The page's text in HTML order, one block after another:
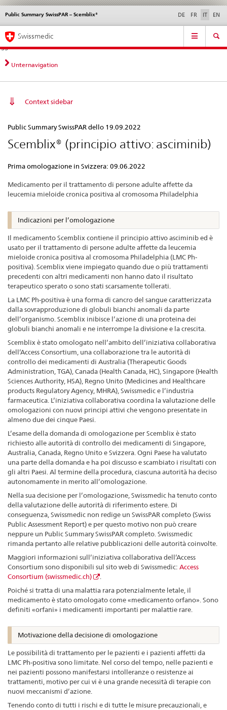
Navigazione
diretta:
novità,
aspetti
contatto
Novità &
norme
Contatto | Supporto &
aiuto
Public Summary SwissPAR – Scemblix® DE FR IT EN
Service
Navigation
Swissmedic
Unternavigation
Context sidebar
Summary
SwissPAR
–
Public Summary SwissPAR dello 19.09.2022
Scemblix® (principio attivo: asciminib)
Prima omologazione in Svizzera: 09.06.2022
Medicamento per il trattamento di persone adulte affette da
leucemia mieloide cronica positiva al cromosoma Philadelphia
Indicazioni per l’omologazione
Il medicamento Scemblix contiene il principio attivo asciminib ed è
usato per il trattamento di persone adulte affette da leucemia
mieloide cronica positiva al cromosoma Philadelphia (LMC Ph-
positiva). Scemblix viene impiegato quando due o più trattamenti
precedenti con altri medicamenti non hanno dato il risultato
terapeutico sperato o sono stati scarsamente tollerati.
La LMC Ph-positiva è una forma di cancro del sangue caratterizzata
dalla sovrapproduzione di globuli bianchi anomali da parte
dell’organismo. Scemblix inibisce l’azione di una proteina dei
globuli bianchi anomali e ne interrompe la divisione e la crescita.
Scemblix è stato omologato nell’ambito dell’iniziativa collaborativa
dell’Access Consortium, una collaborazione tra le autorità di
controllo dei medicamenti di Australia (Therapeutic Goods
Administration, TGA), Canada (Health Canada, HC), Singapore (Health
Sciences Authority, HSA), Regno Unito (Medicines and Healthcare
products Regulatory Agency, MHRA), Swissmedic e l’industria
farmaceutica. L’iniziativa collaborativa coordina la valutazione delle
omologazioni con nuovi principi attivi che vengono presentate in
almeno due dei cinque Paesi.
L’esame della domanda di omologazione per Scemblix è stato
richiesto alle autorità di controllo dei medicamenti di Singapore,
Australia, Canada, Regno Unito e Svizzera. Ogni Paese ha valutato
una parte della domanda e ha poi discusso e scambiato i risultati con
gli altri Paesi. Al termine della procedura, ciascuna autorità ha deciso
autonomamente in merito all’omologazione.
Nella sua decisione per l’omologazione, Swissmedic ha tenuto conto
della valutazione delle autorità di riferimento estere. Di
conseguenza, Swissmedic non redige un SwissPAR completo (Swiss
Public Assessment Report) e per questo motivo non può creare
neppure un Public Summary SwissPAR completo. Swissmedic
rimanda pertanto alle relative pubblicazioni delle autorità coinvolte.
Maggiori informazioni sull’iniziativa collaborativa dell’Access
Consortium sono disponibili sul sito web di Swissmedic: Access
Consortium (swissmedic.ch)
Poiché si tratta di una malattia rara potenzialmente letale, il
medicamento è stato omologato come «medicamento orfano». Sono
definiti «orfani» i medicamenti importanti per malattie rare.
Motivazione della decisione di omologazione
Le possibilità di trattamento per le pazienti e i pazienti affetti da
LMC Ph-positiva sono limitate. Nel corso del tempo, nelle pazienti e
nei pazienti possono manifestarsi intolleranze o resistenze ai
trattamenti, motivo per cui vi è una grande necessità di terapie con
nuovi meccanismi d’azione.
Tenendo conto di tutti i rischi e di tutte le misure precauzionali, e